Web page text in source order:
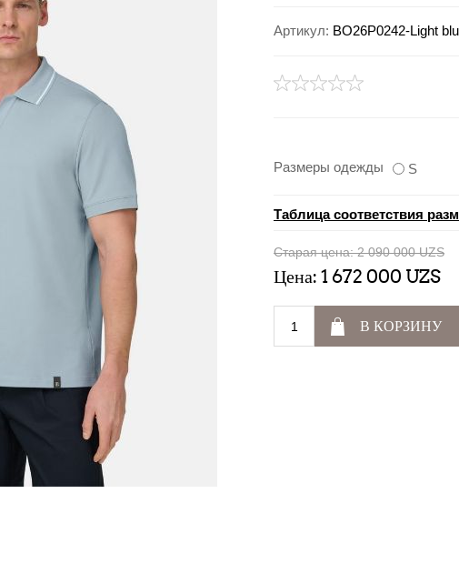
Артикул: BO26P0242-Light
Размеры одежды S
Таблица соответствия
Старая цена: 2 090 000 UZS
Цена: 1 672 000 UZS
В КОРЗИНУ